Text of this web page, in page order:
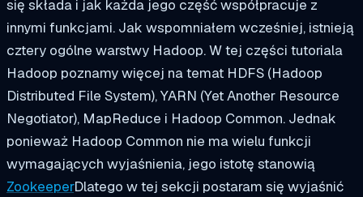
się składa i jak każda jego część współpracuje z
innymi funkcjami. Jak wspomniałem wcześniej, istnieją
cztery ogólne warstwy Hadoop. W tej części tutoriala
Hadoop poznamy więcej na temat HDFS (Hadoop
Distributed File System), YARN (Yet Another Resource
Negotiator), MapReduce i Hadoop Common. Jednak
ponieważ Hadoop Common nie ma wielu funkcji
wymagających wyjaśnienia, jego istotę stanowią
ZookeeperDlatego w tej sekcji postaram się wyjaśnić